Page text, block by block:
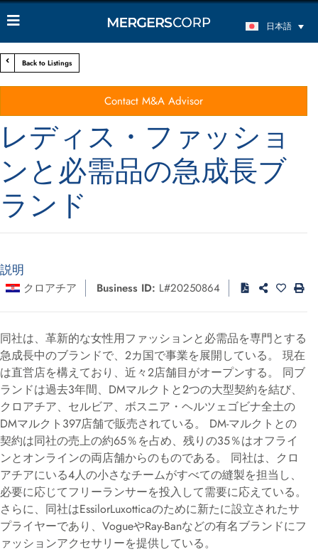
日本語
Back to Listings
Contact M&A Advisor
レディス・ファッショ
ンと必需品の急成長ブ
ランド
説明
クロアチア Business ID: L#20250864
同社は、革新的な女性用ファッションと必需品を専門とする
急成長中のブランドで、2カ国で事業を展開している。 現在
は直営店を構えており、近々2店舗目がオープンする。 同ブ
ランドは過去3年間、DMマルクトと2つの大型契約を結び、
クロアチア、セルビア、ボスニア・ヘルツェゴビナ全土の
DMマルクト397店舗で販売されている。 DM-マルクトとの
契約は同社の売上の約65％を占め、残りの35％はオフライ
ンとオンラインの両店舗からのものである。 同社は、クロ
アチアにいる4人の小さなチームがすべての縫製を担当し、
必要に応じてフリーランサーを投入して需要に応えている。
さらに、同社はEssilorLuxotticaのために新たに設立されたサ
プライヤーであり、VogueやRay-Banなどの有名ブランドにフ
ァッションアクセサリーを提供している。